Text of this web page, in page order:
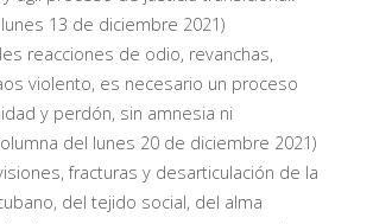
lunes 13 de diciembre 2021)
reacciones de odio, revanchas,
violento, es necesario un proceso
y perdón, sin amnesia ni
del lunes 20 de diciembre 2021)
fracturas y desarticulación de la
del tejido social, del alma